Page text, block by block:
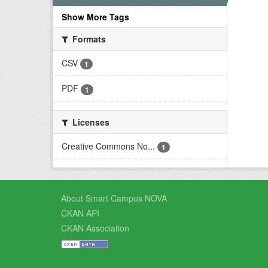
Show More Tags
Formats
CSV
1
PDF 1
Licenses
Creative Commons No...
1
About Smart Campus NOVA
CKAN API
CKAN Association